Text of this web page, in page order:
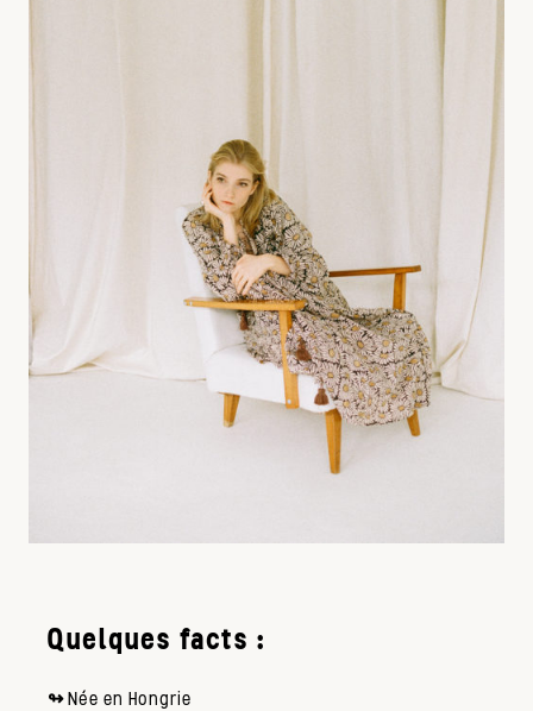
Quelques facts :
↬Née en Hongrie